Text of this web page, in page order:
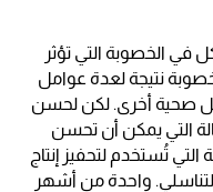
في الخصوبة التي تؤثر
نتيجة لعدة عوامل
صحية أخرى. لكن لحسن
التي يمكن أن تحسن
تُستخدم لتحفيز إنتاج
واحدة من أشهر